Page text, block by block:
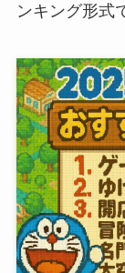
ンキング形式